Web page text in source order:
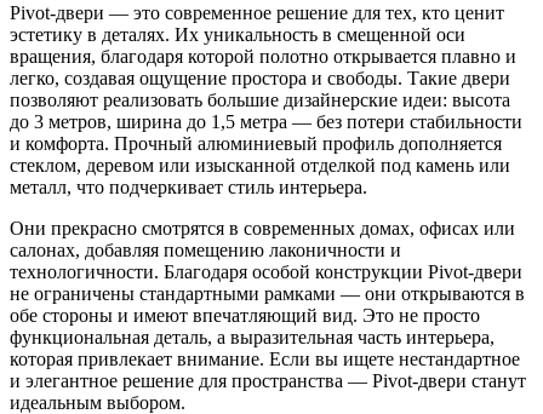
Pivot-двери — это современное решение для тех, кто ценит
эстетику в деталях. Их уникальность в смещенной оси
вращения, благодаря которой полотно открывается плавно и
легко, создавая ощущение простора и свободы. Такие двери
позволяют реализовать большие дизайнерские идеи: высота
до 3 метров, ширина до 1,5 метра — без потери стабильности
и комфорта. Прочный алюминиевый профиль дополняется
стеклом, деревом или изысканной отделкой под камень или
металл, что подчеркивает стиль интерьера.
Они прекрасно смотрятся в современных домах, офисах или
салонах, добавляя помещению лаконичности и
технологичности. Благодаря особой конструкции Pivot-двери
не ограничены стандартными рамками — они открываются в
обе стороны и имеют впечатляющий вид. Это не просто
функциональная деталь, а выразительная часть интерьера,
которая привлекает внимание. Если вы ищете нестандартное
и элегантное решение для пространства — Pivot-двери станут
идеальным выбором.